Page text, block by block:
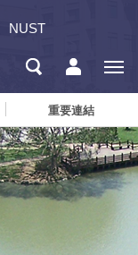
NUST
重要連結